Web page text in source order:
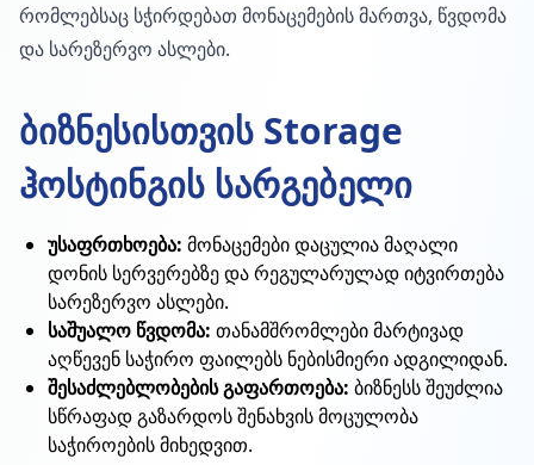
რომლებსაც სჭირდებათ მონაცემების მართვა, წვდომა
და სარეზერვო ასლები.
ბიზნესისთვის Storage
ჰოსტინგის სარგებელი
უსაფრთხოება: მონაცემები დაცულია მაღალი
დონის სერვერებზე და რეგულარულად იტვირთება
სარეზერვო ასლები.
საშუალო წვდომა: თანამშრომლები მარტივად
აღწევენ საჭირო ფაილებს ნებისმიერი ადგილიდან.
შესაძლებლობების გაფართოება: ბიზნესს შეუძლია
სწრაფად გაზარდოს შენახვის მოცულობა
საჭიროების მიხედვით.